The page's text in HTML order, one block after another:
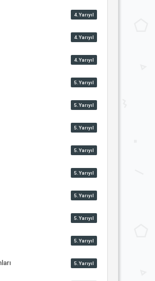
4.Yarıyıl
4.Yarıyıl
4.Yarıyıl
5.Yarıyıl
5.Yarıyıl
5.Yarıyıl
5.Yarıyıl
5.Yarıyıl
5.Yarıyıl
5.Yarıyıl
5.Yarıyıl
5.Yarıyıl